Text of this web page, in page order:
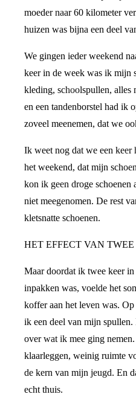
moeder naar 60 kilometer
huizen was bijna een deel
We gingen ieder weekend
keer in de week was ik mijn
kleding, schoolspullen, alles
en een tandenborstel had ik
zoveel meenemen, dat we
Ik weet nog dat we een keer
het weekend, dat mijn
kon ik geen droge
niet meegenomen. De rest
kletsnatte schoenen.
HET EFFECT VAN
Maar doordat ik twee keer
inpakken was, voelde het
koffer aan het leven was.
ik een deel van mijn
over wat ik mee ging
klaarleggen, weinig ruimte
de kern van mijn jeugd. En
echt thuis.